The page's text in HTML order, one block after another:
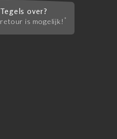
Tegels over?
retour is mogelijk! *